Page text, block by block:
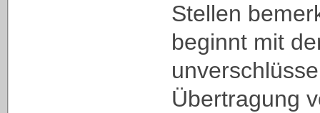
Stellen
beginnt mit
Übertragung